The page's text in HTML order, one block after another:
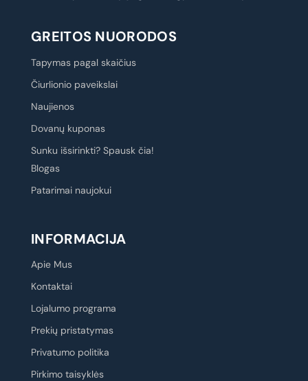
GREITOS NUORODOS
Tapymas pagal skaičius
Čiurlionio paveikslai
Naujienos
Dovanų kuponas
Sunku išsirinkti? Spausk čia!
Blogas
Patarimai naujokui
INFORMACIJA
Apie Mus
Kontaktai
Lojalumo programa
Prekių pristatymas
Privatumo politika
Pirkimo taisyklės